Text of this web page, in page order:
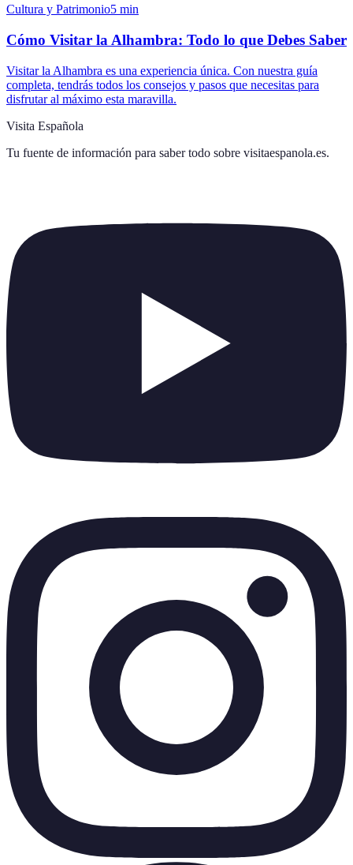
Cultura y Patrimonio5 min
Cómo Visitar la Alhambra: Todo lo que Debes Saber
Visitar la Alhambra es una experiencia única. Con nuestra guía
completa, tendrás todos los consejos y pasos que necesitas para
disfrutar al máximo esta maravilla.
Visita Española
Tu fuente de información para saber todo sobre visitaespanola.es.